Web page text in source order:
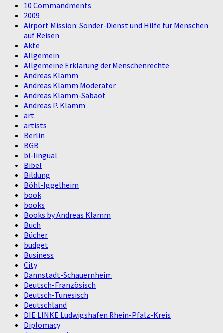
10 Commandments
2009
Airport Mission: Sonder-Dienst und Hilfe für Menschen
auf Reisen
Akte
Allgemein
Allgemeine Erklärung der Menschenrechte
Andreas Klamm
Andreas Klamm Moderator
Andreas Klamm-Sabaot
Andreas P. Klamm
art
artists
Berlin
BGB
bi-lingual
Bibel
Bildung
Böhl-Iggelheim
book
books
Books by Andreas Klamm
Buch
Bücher
budget
Business
City
Dannstadt-Schauernheim
Deutsch-Französisch
Deutsch-Tunesisch
Deutschland
DIE LINKE Ludwigshafen Rhein-Pfalz-Kreis
Diplomacy